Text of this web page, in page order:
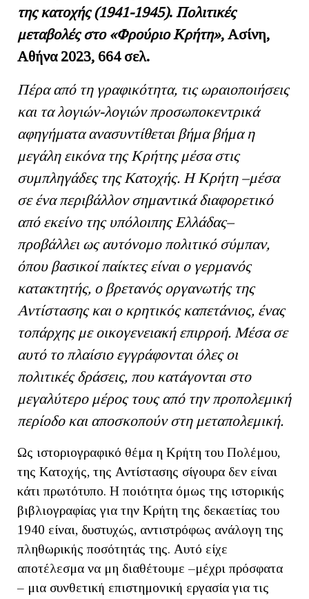
της κατοχής (1941-1945). Πολιτικές
μεταβολές στο «Φρούριο Κρήτη», Ασίνη,
Αθήνα 2023, 664 σελ.
Πέρα από τη γραφικότητα, τις ωραιοποιήσεις
και τα λογιών-λογιώνπροσωποκεντρικά
αφηγήματα ανασυντίθεται βήμα βήμα η
μεγάλη εικόνα της Κρήτηςμέσα στις
συμπληγάδες της Κατοχής. Η Κρήτη–μέσα
σε έναπεριβάλλον σημαντικά διαφορετικό
από εκείνο της υπόλοιπης Ελλάδας–
προβάλλει ως αυτόνομοπολιτικό σύμπαν,
όπου βασικοίπαίκτες είναι ο γερμανός
κατακτητής, ο βρετανός οργανωτής της
Αντίστασης και ο κρητικός καπετάνιος, ένας
τοπάρχηςμε οικογενειακή επιρροή. Μέσα σε
αυτό τοπλαίσιο εγγράφονται όλες οι
πολιτικές δράσεις, που κατάγονται στο
μεγαλύτερομέρος τους από τηνπροπολεμική
περίοδο και αποσκοπούν στημεταπολεμική.
Ως ιστοριογραφικό θέμα η Κρήτη του Πολέμου,
της Κατοχής, της Αντίστασης σίγουρα δεν είναι
κάτι πρωτότυπο. Η ποιότητα όμως της ιστορικής
βιβλιογραφίας για την Κρήτη της δεκαετίας του
1940 είναι, δυστυχώς, αντιστρόφως ανάλογη της
πληθωρικής ποσότητάς της. Αυτό είχε
αποτέλεσμα να μη διαθέτουμε –μέχρι πρόσφατα
– μια συνθετική επιστημονική εργασία για τις